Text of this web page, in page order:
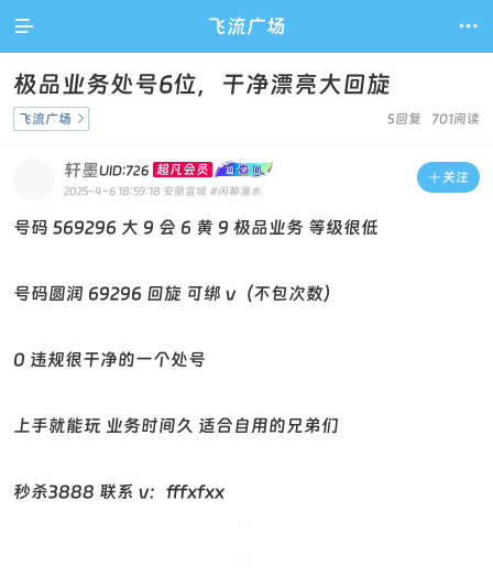
 飞流广场 
极品业务处号6位，干净漂亮大回旋
5回复 701阅读
飞流广场 
 关注
轩墨UID:726 超凡会员
2025-4-6 18:59:18 安徽宣城 #闲聊灌水
号码 569296 大 9 会 6 黄 9 极品业务 等级很低
号码圆润 69296 回旋 可绑 v（不包次数）
0 违规很干净的一个处号
上手就能玩 业务时间久 适合自用的兄弟们
秒杀3888 联系 v：fffxfxx